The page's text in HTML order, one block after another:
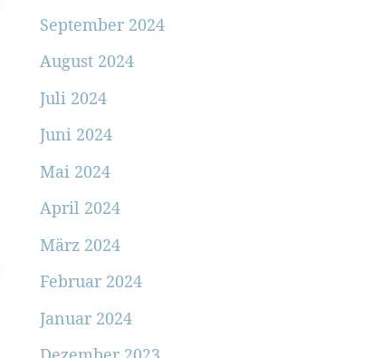
September 2024
August 2024
Juli 2024
Juni 2024
Mai 2024
April 2024
März 2024
Februar 2024
Januar 2024